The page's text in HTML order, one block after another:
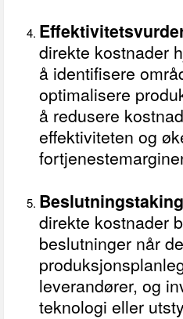
direkte kostnader
å identifisere
optimalisere
å redusere
effektiviteten og
Beslutningstaking
direkte kostnader
beslutninger når
leverandører, og
teknologi eller